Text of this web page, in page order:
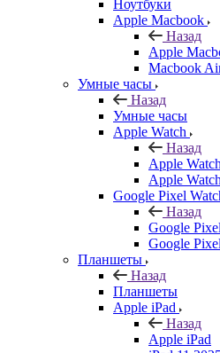
Ноутбуки
Apple Macbook
Назад
Apple
Macbook
Умные часы
Назад
Умные часы
Apple Watch
Назад
Apple Watch
Apple
Google Pixel
Назад
Google
Google
Планшеты
Назад
Планшеты
Apple iPad
Назад
Apple iPad